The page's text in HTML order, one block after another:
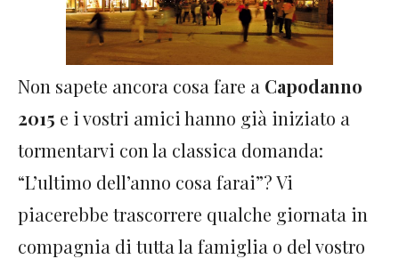
Non sapete ancora cosa fare a Capodanno
2015 e i vostri amici hanno già iniziato a
tormentarvi con la classica domanda:
“L’ultimo dell’anno cosa farai”? Vi
piacerebbe trascorrere qualche giornata in
compagnia di tutta la famiglia o del vostro